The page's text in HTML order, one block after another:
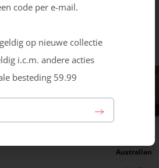
Australian
code per e-mail.
op nieuwe collectie
i.c.m. andere acties
besteding 59.99